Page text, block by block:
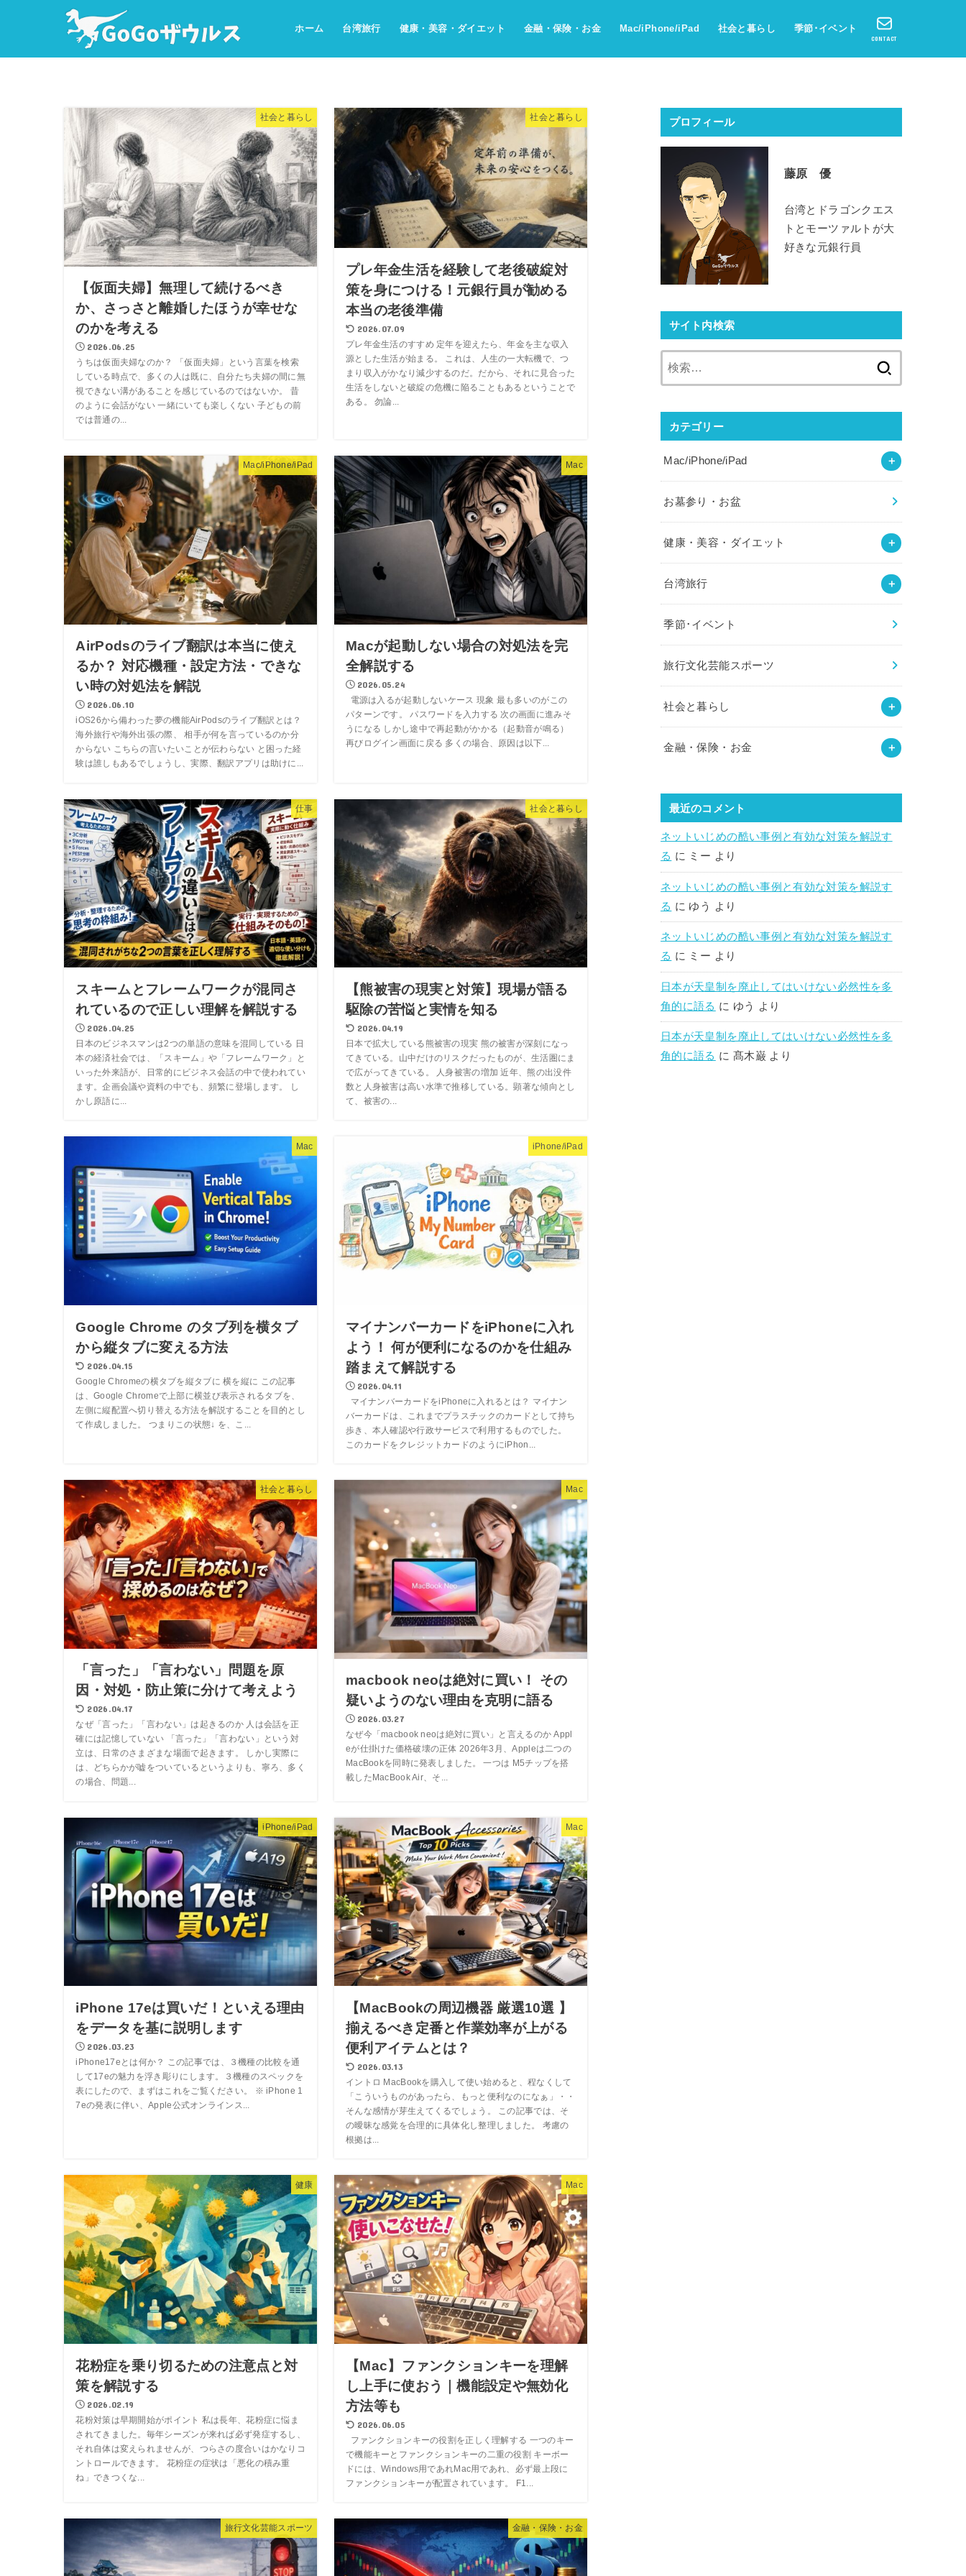
ホーム 台湾旅行 健康・美容・ダイエット 金融・保険・お金 Mac/iPhone/iPad 社会と暮らし 季節･イベント
CONTACT
社会と暮らし
【仮面夫婦】無理して続けるべき
か、さっさと離婚したほうが幸せな
のかを考える
2026.06.25
うちは仮面夫婦なのか？ 「仮面夫婦」という言葉を検索
している時点で、多くの人は既に、自分たち夫婦の間に無
視できない溝があることを感じているのではないか。 昔
のように会話がない 一緒にいても楽しくない 子どもの前
では普通の...
社会と暮らし
プレ年金生活を経験して老後破綻対
策を身につける！元銀行員が勧める
本当の老後準備
2026.07.09
プレ年金生活のすすめ 定年を迎えたら、年金を主な収入
源とした生活が始まる。 これは、人生の一大転機で、つ
まり収入がかなり減少するのだ。だから、それに見合った
生活をしないと破綻の危機に陥ることもあるということで
ある。 勿論...
Mac/iPhone/iPad
AirPodsのライブ翻訳は本当に使え
るか？ 対応機種・設定方法・できな
い時の対処法を解説
2026.06.10
iOS26から備わった夢の機能AirPodsのライブ翻訳とは？
海外旅行や海外出張の際、 相手が何を言っているのか分
からない こちらの言いたいことが伝わらない と困った経
験は誰しもあるでしょうし、実際、翻訳アプリは助けに...
Mac
Macが起動しない場合の対処法を完
全解説する
2026.05.24
電源は入るが起動しないケース 現象 最も多いのがこの
パターンです。 パスワードを入力する 次の画面に進みそ
うになる しかし途中で再起動がかかる（起動音が鳴る）
再びログイン画面に戻る 多くの場合、原因は以下...
仕事
スキームとフレームワークが混同さ
れているので正しい理解を解説する
2026.04.25
日本のビジネスマンは2つの単語の意味を混同している 日
本の経済社会では、「スキーム」や「フレームワーク」と
いった外来語が、日常的にビジネス会話の中で使われてい
ます。企画会議や資料の中でも、頻繁に登場します。 し
かし原語に...
社会と暮らし
【熊被害の現実と対策】現場が語る
駆除の苦悩と実情を知る
2026.04.19
日本で拡大している熊被害の現実 熊の被害が深刻になっ
てきている。山中だけのリスクだったものが、生活圏にま
で広がってきている。 人身被害の増加 近年、熊の出没件
数と人身被害は高い水準で推移している。顕著な傾向とし
て、被害の...
Mac
Google Chrome のタブ列を横タブ
から縦タブに変える方法
2026.04.15
Google Chromeの横タブを縦タブに 横を縦に この記事
は、Google Chromeで上部に横並び表示されるタブを、
左側に縦配置へ切り替える方法を解説することを目的とし
て作成しました。 つまりこの状態↓ を、こ...
iPhone/iPad
マイナンバーカードをiPhoneに入れ
よう！ 何が便利になるのかを仕組み
踏まえて解説する
2026.04.11
マイナンバーカードをiPhoneに入れるとは？ マイナン
バーカードは、これまでプラスチックのカードとして持ち
歩き、本人確認や行政サービスで利用するものでした。
このカードをクレジットカードのようにiPhon...
社会と暮らし
「言った」「言わない」問題を原
因・対処・防止策に分けて考えよう
2026.04.17
なぜ「言った」「言わない」は起きるのか 人は会話を正
確には記憶していない 「言った」「言わない」という対
立は、日常のさまざまな場面で起きます。 しかし実際に
は、どちらかが嘘をついているというよりも、寧ろ、多く
の場合、問題...
Mac
macbook neoは絶対に買い！ その
疑いようのない理由を克明に語る
2026.03.27
なぜ今「macbook neoは絶対に買い」と言えるのか Appl
eが仕掛けた価格破壊の正体 2026年3月、Appleは二つの
MacBookを同時に発表しました。 一つは M5チップを搭
載したMacBook Air、そ...
iPhone/iPad
iPhone 17eは買いだ！といえる理由
をデータを基に説明します
2026.03.23
iPhone17eとは何か？ この記事では、３機種の比較を通
して17eの魅力を浮き彫りにします。３機種のスペックを
表にしたので、まずはこれをご覧ください。 ※ iPhone 1
7eの発表に伴い、Apple公式オンラインス...
Mac
【MacBookの周辺機器 厳選10選 】
揃えるべき定番と作業効率が上がる
便利アイテムとは？
2026.03.13
イントロ MacBookを購入して使い始めると、程なくして
「こういうものがあったら、もっと便利なのになぁ」・・
そんな感情が芽生えてくるでしょう。 この記事では、そ
の曖昧な感覚を合理的に具体化し整理しました。 考慮の
根拠は...
健康
花粉症を乗り切るための注意点と対
策を解説する
2026.02.19
花粉対策は早期開始がポイント 私は長年、花粉症に悩ま
されてきました。毎年シーズンが来れば必ず発症するし、
それ自体は変えられませんが、つらさの度合いはかなりコ
ントロールできます。 花粉症の症状は「悪化の積み重
ね」できつくな...
Mac
【Mac】ファンクションキーを理解
し上手に使おう｜機能設定や無効化
方法等も
2026.06.05
ファンクションキーの役割を正しく理解する 一つのキー
で機能キーとファンクションキーの二重の役割 キーボー
ドには、Windows用であれMac用であれ、必ず最上段に
ファンクションキーが配置されています。 F1...
旅行文化芸能スポーツ 金融・保険・お金
プロフィール
藤原 優
台湾とドラゴンクエス
トとモーツァルトが大
好きな元銀行員
サイト内検索
カテゴリー
Mac/iPhone/iPad
お墓参り・お盆
健康・美容・ダイエット
台湾旅行
季節･イベント
旅行文化芸能スポーツ
社会と暮らし
金融・保険・お金
最近のコメント
ネットいじめの酷い事例と有効な対策を解説す
る に ミー より
ネットいじめの酷い事例と有効な対策を解説す
る に ゆう より
ネットいじめの酷い事例と有効な対策を解説す
る に ミー より
日本が天皇制を廃止してはいけない必然性を多
角的に語る に ゆう より
日本が天皇制を廃止してはいけない必然性を多
角的に語る に 髙木巌 より